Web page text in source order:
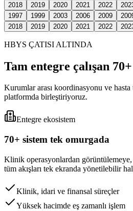
2018
2019 2020 2021 2022
1997
1999 2003 2006 2009
2018
2019 2020 2021 2022
HBYS ÇATISI ALTINDA
Tam entegre çalışan
Kurumlar arası koordinasyonu ve
platformda birleştiriyoruz.
Entegre ekosistem
70+ sistem tek omurgada
Klinik operasyonlardan
tüm akışları tek ekranda yönetilebilir
Klinik, idari ve finansal süreçler
Yüksek hacimde eş zamanlı işlem